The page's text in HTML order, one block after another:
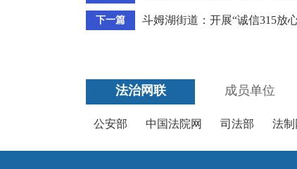
下一篇 斗姆湖街道：开展“诚信315放
法治网联 成员单位
公安部 中国法院网 司法部 法制